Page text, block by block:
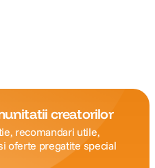
creatorilor
recomandari utile,
oferte pregatite special